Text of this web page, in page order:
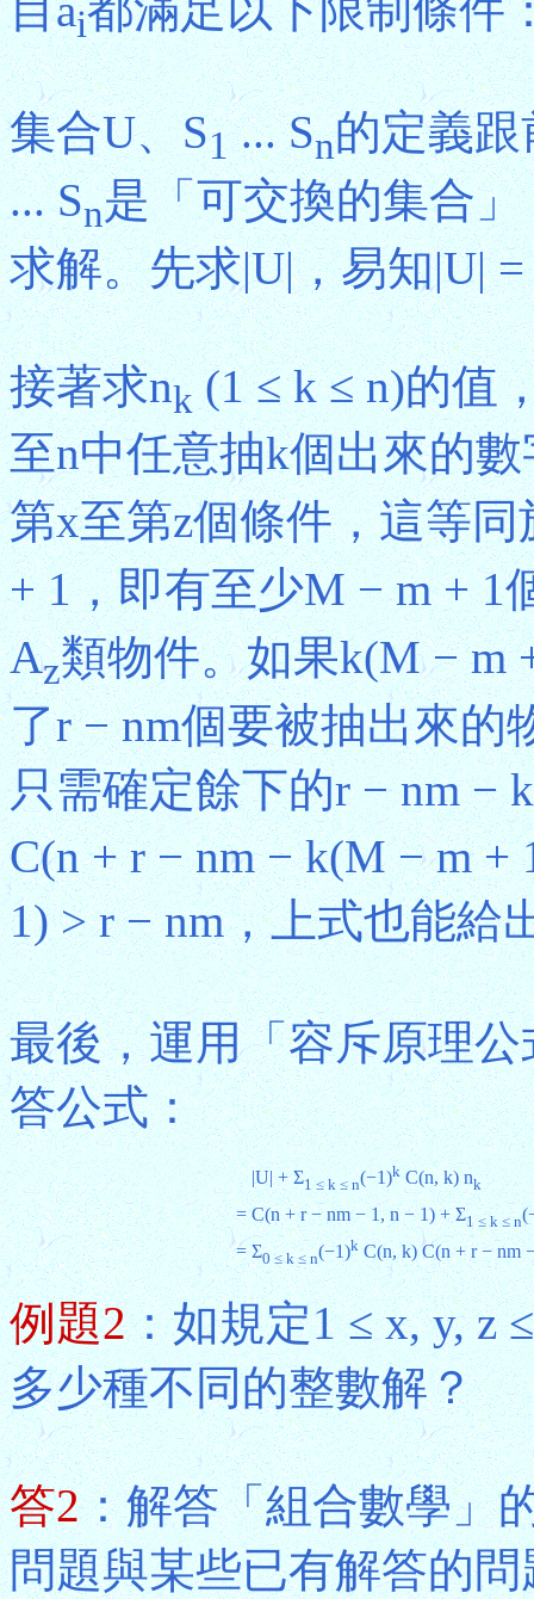
i
集合U、S1... Sn的定義跟
... Sn是「可交換的集合
求解。先求|U|，易知|U|
接著求nk(1 ≤ k ≤ n)的值
至n中任意抽k個出來的
第x至第z個條件，這等同
+ 1，即有至少M − m + 1
Az類物件。如果k(M − m
了r − nm個要被抽出來的
只需確定餘下的r − nm −
C(n + r − nm − k(M − m
1) > r − nm，上式也能給
最後，運用「容斥原理
答公式：
|U| + Σ1 ≤ k ≤ n(−1)kC(n, k) nk
= C(n + r − nm − 1, n − 1) + Σ1 ≤ k ≤ n
= Σ0 ≤ k ≤ n(−1)kC(n, k) C(n + r − nm
例題2：如規定1 ≤ x, y, z
多少種不同的整數解？
答2：解答「組合數學」
問題與某些已有解答的